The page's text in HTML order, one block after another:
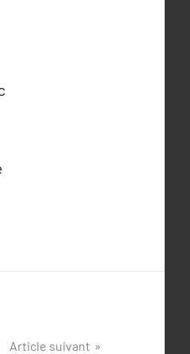
Article suivant